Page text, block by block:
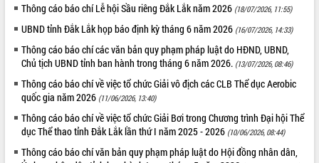
QUY HOẠCH - KẾ HOẠCH
Thông cáo báo chí Lễ hội Sầu riêng Đắk Lắk năm 2026 (18/07/2026, 11:55)
UBND tỉnh Đắk Lắk họp báo định kỳ tháng 6 năm 2026 (16/07/2026, 14:33)
Thông cáo báo chí các văn bản quy phạm pháp luật do HĐND, UBND,
Chủ tịch UBND tỉnh ban hành trong tháng 6 năm 2026. (13/07/2026, 08:46)
Thông cáo báo chí về việc tổ chức Giải vô địch các CLB Thể dục Aerobic
quốc gia năm 2026 (11/06/2026, 13:40)
Thông cáo báo chí về việc tổ chức Giải Bơi trong Chương trình Đại hội Thể
dục Thể thao tỉnh Đắk Lắk lần thứ I năm 2025 - 2026 (10/06/2026, 08:44)
Thông cáo báo chí văn bản quy phạm pháp luật do Hội đồng nhân dân,